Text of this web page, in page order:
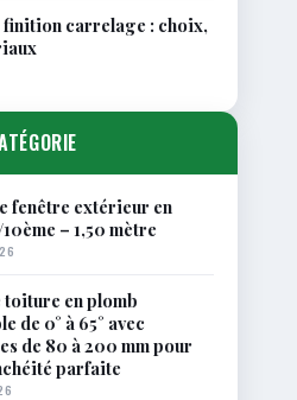
finition carrelage : choix,
fenêtre extérieur en
– 1,50 mètre
toiture en plomb
de 0° à 65° avec
de 80 à 200 mm pour
parfaite